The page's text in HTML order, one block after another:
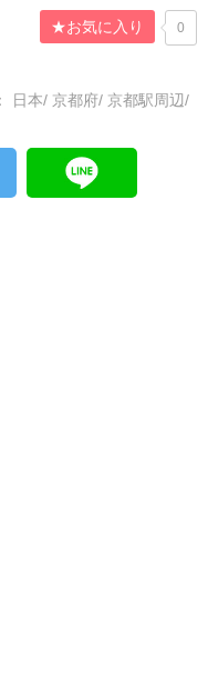
★お気に入り 0
日本/ 京都府/ 京都駅周辺/